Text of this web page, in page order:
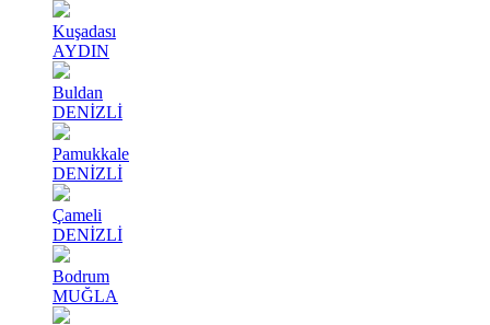
Kuşadası
AYDIN
Buldan
DENİZLİ
Pamukkale
DENİZLİ
Çameli
DENİZLİ
Bodrum
MUĞLA